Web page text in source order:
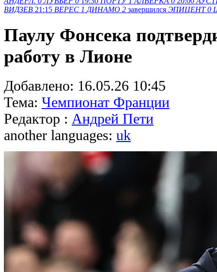
ВИДЗЕВ 21:15 ВЕРЕС 1 ДИНАМО 2 завершился ЭПИЦЕНТ 0
Паулу Фонсека
работу в Лионе
Добавлено: 16.05.26 10:45
Тема: Чемпионат Франции
Редактор : Андрей Пети
another languages: uk